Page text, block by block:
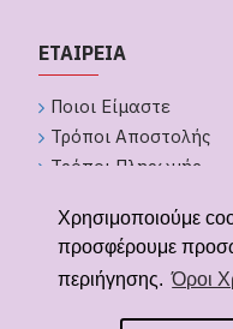
Χρησιμοποιούμε
προσφέρουμε
περιήγησης. Όροι
ΕΤΑΙΡΕΙΑ
Ποιοι Είμαστε
Τρόποι Αποστολής
Τρόποι Πληρωμής
Όροι Χρήσης
Υπαναχώρηση από